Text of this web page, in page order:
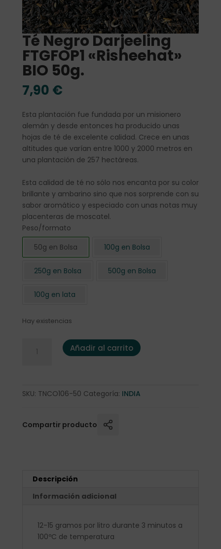
Té Negro Darjeeling
FTGFOP1 «Risheehat»
BIO 50g.
7,90 €
Esta plantación fue fundada por un misionero
alemán y desde entonces ha producido unas
hojas de té de excelente calidad. Crece en unas
altitudes que varían entre 1000 y 2000 metros en
una plantación de 257 hectáreas.
Esta calidad de té no sólo nos encanta por su color
brillante y ambarino sino que nos sorprende con su
sabor aromático y especiado con unas notas muy
placenteras de moscatel.
Peso/formato
50g en Bolsa
100g en Bolsa
250g en Bolsa 500g en Bolsa
100g en lata
Hay existencias
Té Negro Darjeeling FTGFOP1 "Risheehat" BIO 50g.
Añadir al carrito
SKU: TNCO106-50 Categoría: INDIA
Compartir producto
Descripción
Información adicional
12-15 gramos por litro durante 3 minutos a
100ºC de temperatura